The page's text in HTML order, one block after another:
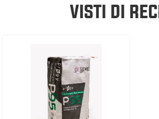
VISTI DI